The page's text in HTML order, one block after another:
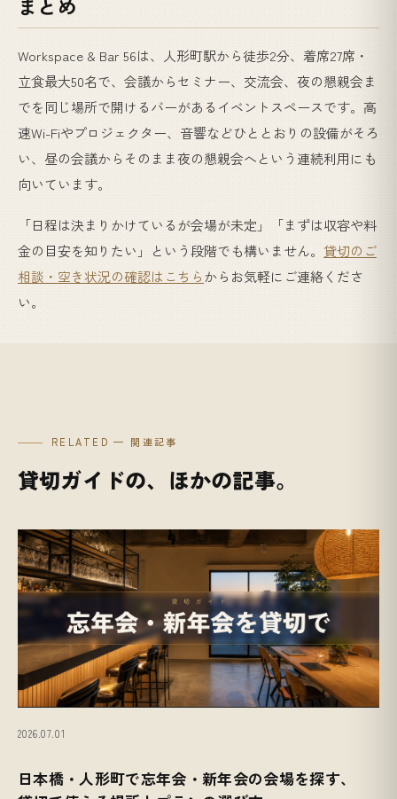
Workspace & Bar 56は、人形町駅から徒歩2分、着席27席・
立食最大50名で、会議からセミナー、交流会、夜の懇親会ま
でを同じ場所で開けるバーがあるイベントスペースです。高
速Wi-Fiやプロジェクター、音響などひととおりの設備がそろ
い、昼の会議からそのまま夜の懇親会へという連続利用にも
向いています。
「日程は決まりかけているが会場が未定」「まずは収容や料
金の目安を知りたい」という段階でも構いません。 貸切のご
相談・空き状況の確認はこちら からお気軽にご連絡くださ
い。
RELATED — 関連記事
貸切ガイドの、ほかの記事。
2026.07.01
日本橋・人形町で忘年会・新年会の会場を探す、